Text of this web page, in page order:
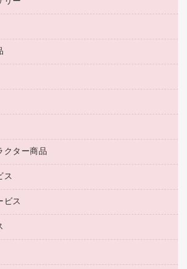
ＵＳＢアクセサリー
／エアダスター
ニター
駄箱
サリー
ーキングウェア
ツ
・飲料
ント
ィ飲料
ヒー
ー
ク
ー・備品
ーヒー
クター商品
ラクター商品
ス
ビス
）作成サービス
サイズ印）作成サービス
ビス
ンプ作成サービス
ンプ作成サービス
ス